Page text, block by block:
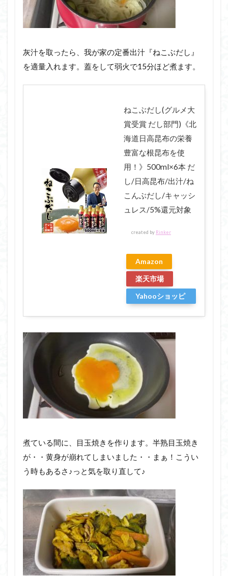
灰汁を取ったら、我が家の定番出汁『ねこぶだし』
を適量入れます。蓋をして弱火で15分ほど煮ます。
ねこぶだし(グルメ大
賞受賞 だし部門)《北
海道日高昆布の栄養
豊富な根昆布を使
用！》500ml×6本 だ
し/日高昆布/出汁/ね
こんぶだし/キャッシ
ュレス/5%還元対象
created by Rinker
Amazon
楽天市場
Yahooショッピ
煮ている間に、目玉焼きを作ります。半熟目玉焼き
が・・黄身が崩れてしまいました・・まぁ！こうい
う時もあるさ♪っと気を取り直して♪